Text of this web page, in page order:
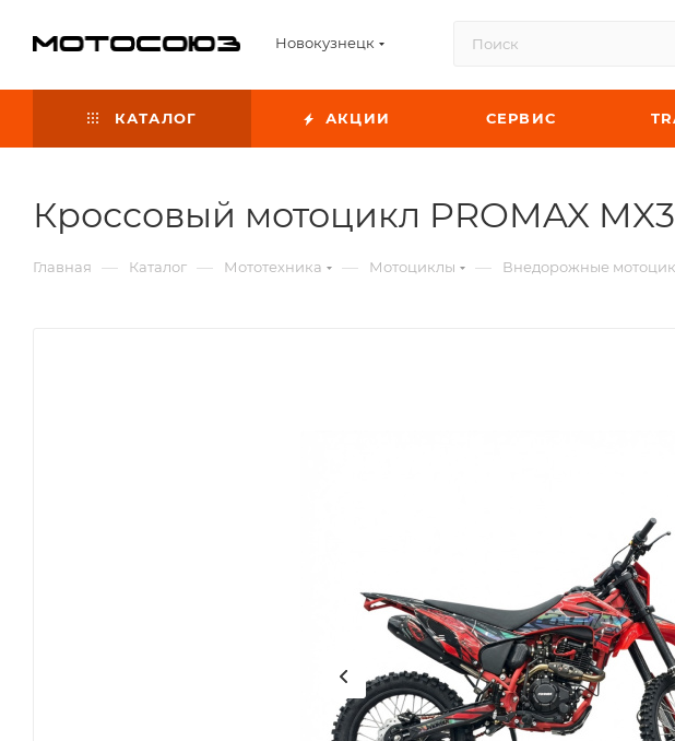
Новокузнецк
КАТАЛОГ АКЦИИ СЕРВИС
Кроссовый мотоцикл PROMAX
Главная — Каталог — Мототехника — Мотоциклы — Внедорожные